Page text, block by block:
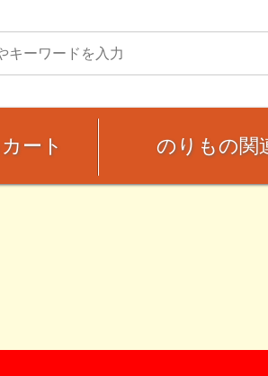
ート のりもの関